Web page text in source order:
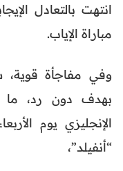
مباراة الإياب.
وفي مفاجأة
بهدف دون رد، ما
“أنفيلد”،